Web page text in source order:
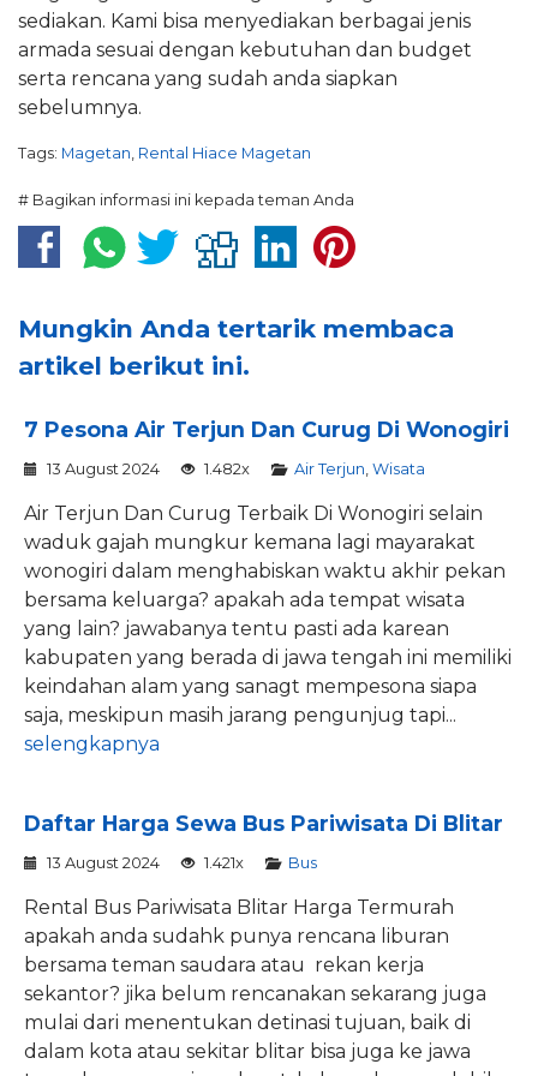
sediakan. Kami bisa menyediakan berbagai jenis
armada sesuai dengan kebutuhan dan budget
serta rencana yang sudah anda siapkan
sebelumnya.
Tags: Magetan Rental Hiace Magetan
# Bagikan informasi ini kepada teman Anda
Mungkin Anda tertarik membaca
artikel berikut ini.
7 Pesona Air Terjun Dan Curug Di Wonogiri
13 August 2024 1.482x Air Terjun, Wisata
Air Terjun Dan Curug Terbaik Di Wonogiri selain
waduk gajah mungkur kemana lagi mayarakat
wonogiri dalam menghabiskan waktu akhir pekan
bersama keluarga? apakah ada tempat wisata
yang lain? jawabanya tentu pasti ada karean
kabupaten yang berada di jawa tengah ini memiliki
keindahan alam yang sanagt mempesona siapa
saja, meskipun masih jarang pengunjug tapi...
selengkapnya
Daftar Harga Sewa Bus Pariwisata Di Blitar
13 August 2024 1.421x Bus
Rental Bus Pariwisata Blitar Harga Termurah
apakah anda sudahk punya rencana liburan
bersama teman saudara atau rekan kerja
sekantor? jika belum rencanakan sekarang juga
mulai dari menentukan detinasi tujuan, baik di
dalam kota atau sekitar blitar bisa juga ke jawa